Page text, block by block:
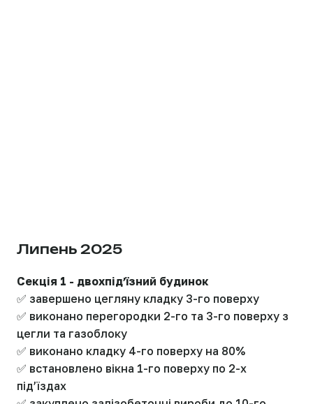
Липень 2025
Секція 1 - двохпідʼїзний будинок
✅ завершено цегляну кладку 3-го поверху
✅ виконано перегородки 2-го та 3-го поверху з
цегли та газоблоку
✅ виконано кладку 4-го поверху на 80%
✅ встановлено вікна 1-го поверху по 2-х
підʼїздах